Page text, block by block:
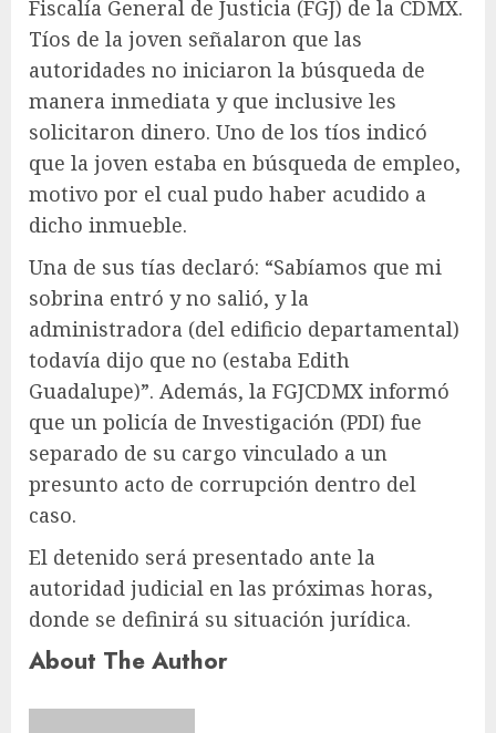
Fiscalía General de Justicia (FGJ) de la CDMX.
Tíos de la joven señalaron que las
autoridades no iniciaron la búsqueda de
manera inmediata y que inclusive les
solicitaron dinero. Uno de los tíos indicó
que la joven estaba en búsqueda de empleo,
motivo por el cual pudo haber acudido a
dicho inmueble.
Una de sus tías declaró: “Sabíamos que mi
sobrina entró y no salió, y la
administradora (del edificio departamental)
todavía dijo que no (estaba Edith
Guadalupe)”. Además, la FGJCDMX informó
que un policía de Investigación (PDI) fue
separado de su cargo vinculado a un
presunto acto de corrupción dentro del
caso.
El detenido será presentado ante la
autoridad judicial en las próximas horas,
donde se definirá su situación jurídica.
About The Author